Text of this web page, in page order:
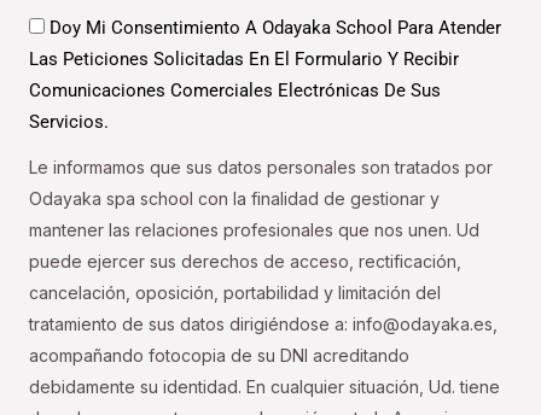
DatosDoy Mi Consentimiento A Odayaka School Para Atender
Las Peticiones Solicitadas En El Formulario Y Recibir
Comunicaciones Comerciales Electrónicas De Sus
Servicios.
Le informamos que sus datos personales son tratados por
Odayaka spa school con la finalidad de gestionar y
mantener las relaciones profesionales que nos unen. Ud
puede ejercer sus derechos de acceso, rectificación,
cancelación, oposición, portabilidad y limitación del
tratamiento de sus datos dirigiéndose a: info@odayaka.es,
acompañando fotocopia de su DNI acreditando
debidamente su identidad. En cualquier situación, Ud. tiene